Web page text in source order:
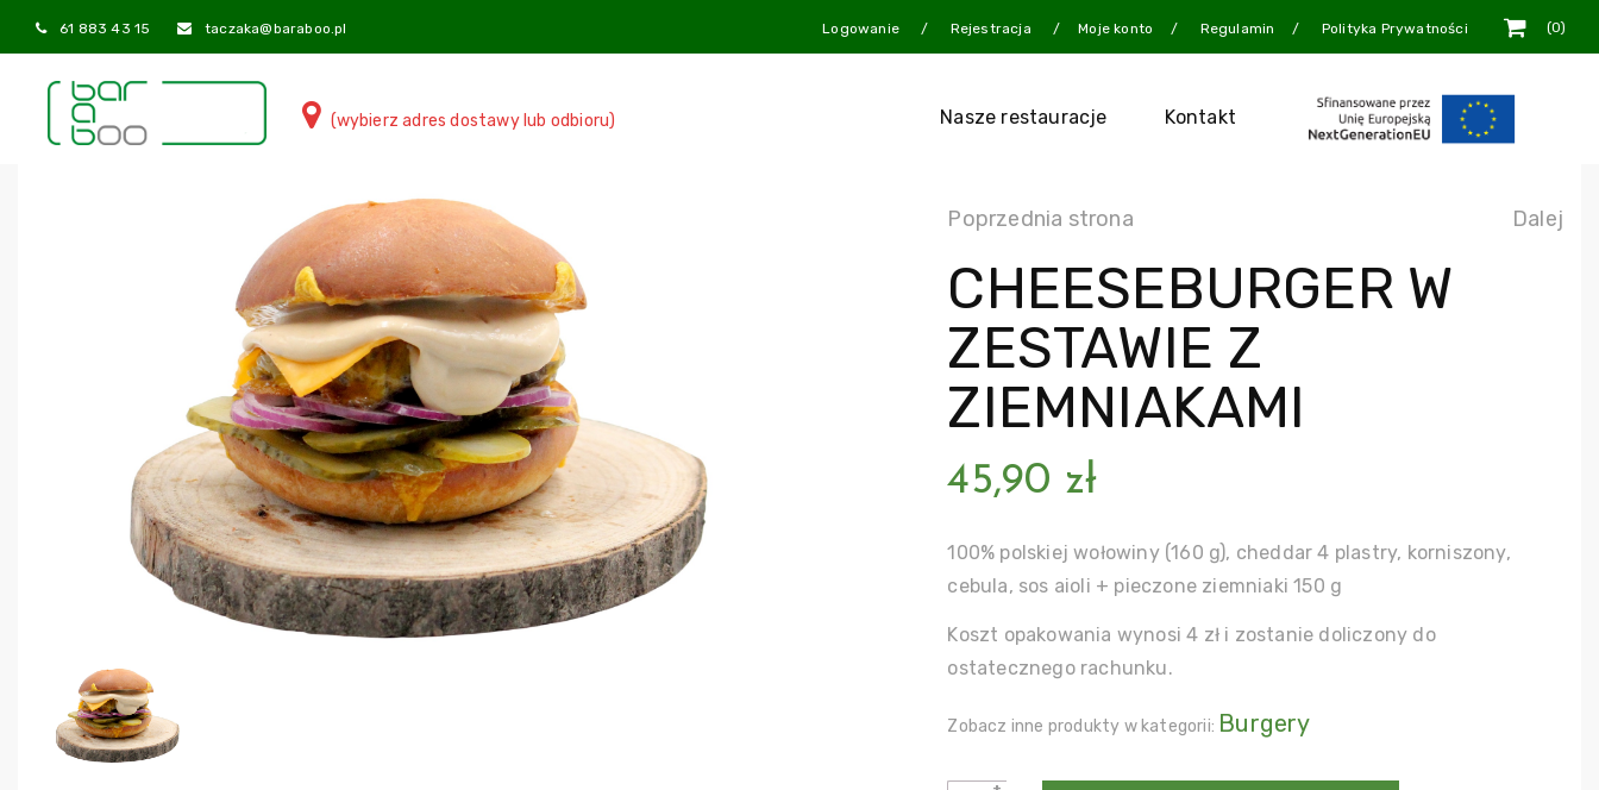
61 883 43 15 taczaka@baraboo.pl 0
Moje konto Regulamin Polityka Prywatności
Logowanie Rejestracja
(wybierz adres dostawy lub odbioru) Nasze restauracje Kontakt
Poprzednia strona Dalej
CHEESEBURGER W
ZESTAWIE Z
ZIEMNIAKAMI
45,90 zł
100% polskiej wołowiny (160 g), cheddar 4 plastry, korniszony,
cebula, sos aioli + pieczone ziemniaki 150 g
Koszt opakowania wynosi 4 zł i zostanie doliczony do
ostatecznego rachunku.
Zobacz inne produkty w kategorii: Burgery